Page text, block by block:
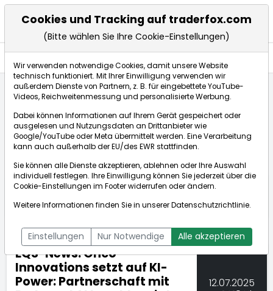
EQS-News: Onco-Innovations setzt auf KI-Power: Par...
dpa-AFX Compact
ÜBERSICHT DPA-AFX PROFEED
DPA-AFX COMPACT
NEWSBOT
EQS-News: Onco-
Innovations setzt auf KI-
Power: Partnerschaft mit
12.07.2025
Cookies und Tracking auf traderfox.com
(Bitte wählen Sie Ihre Cookie-Einstellungen)
Wir verwenden notwendige Cookies, damit unsere Website
technisch funktioniert. Mit Ihrer Einwilligung verwenden wir
außerdem Dienste von Partnern, z. B. für eingebettete YouTube-
Videos, Reichweitenmessung und personalisierte Werbung.
Dabei können Informationen auf Ihrem Gerät gespeichert oder
ausgelesen und Nutzungsdaten an Drittanbieter wie
Google/YouTube oder Meta übermittelt werden. Eine Verarbeitung
kann auch außerhalb der EU/des EWR stattfinden.
Sie können alle Dienste akzeptieren, ablehnen oder Ihre Auswahl
individuell festlegen. Ihre Einwilligung können Sie jederzeit über die
Cookie-Einstellungen im Footer widerrufen oder ändern.
Weitere Informationen finden Sie in unsererDatenschutzrichtlinie.
Einstellungen Nur Notwendige Alle akzeptieren